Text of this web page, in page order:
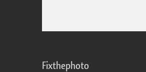
Fixthephoto